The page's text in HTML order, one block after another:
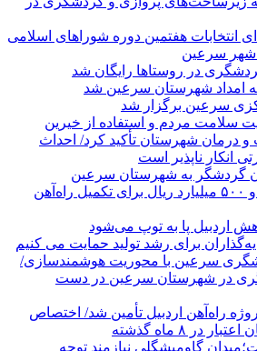
انتخابات هفتمین دوره شوراهای اسلامی
شهر سرعین
در روستاها رایگان شد
امداد شهرستان سرعین شد
سرعین برگزار شد
سلامت مردم و استفاده از خیرین
درمان شهرستان تأکید کرد/ احداث
انکار ناپذیر است
گردشگر به شهرستان سرعین
استانداراردبیل: سه هزار و ۵۰۰ میلیارد ریال برای تکمیل راه‌آهن
اردبیل پا به توپ می‌شود
برای رشد تولید حمایت می کنیم
سرعین با محوریت هوشمندسازی/
در شهرستان سرعین در دست
پروژه راه‌آهن اردبیل تأمین شد/ اختصاص
گاومیشگلی نیازمند توجه